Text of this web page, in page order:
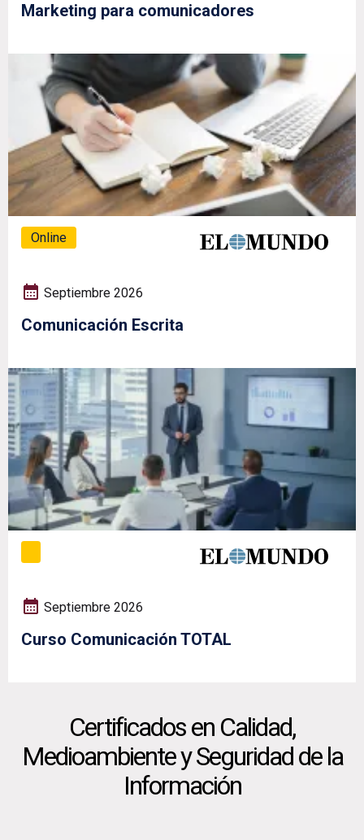
Marketing para comunicadores
Online
Septiembre 2026
Comunicación Escrita
Septiembre 2026
Curso Comunicación TOTAL
Certificados en Calidad,
Medioambiente y Seguridad de la
Información